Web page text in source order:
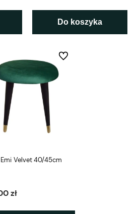
Do koszyka
Emi Velvet 40/45cm
zł
Do ulubionych